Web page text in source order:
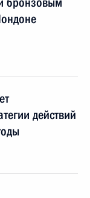
действий